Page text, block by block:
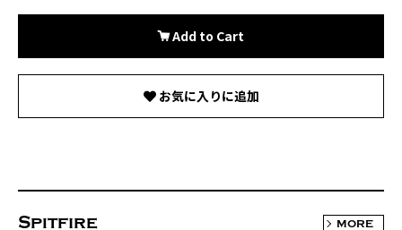
Add to Cart
お気に入りに追加
Spitfire MORE